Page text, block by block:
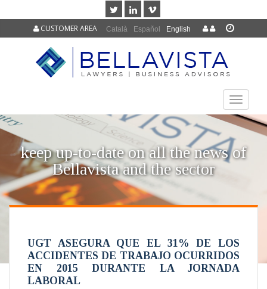
Català Español English
CUSTOMER AREA
TOGGLE
keep up-to-date on all the news of
Bellavista and the sector
UGT ASEGURA QUE EL 31% DE LOS
ACCIDENTES DE TRABAJO OCURRIDOS
EN 2015 DURANTE LA JORNADA
LABORAL